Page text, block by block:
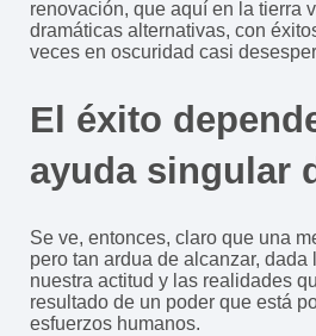
renovación, que aquí en la tierra
dramáticas alternativas, con
veces en oscuridad casi
El éxito
ayuda singular
Se ve, entonces, claro que una
pero tan ardua de alcanzar,
nuestra actitud y las realidades
resultado de un poder que está
esfuerzos humanos.